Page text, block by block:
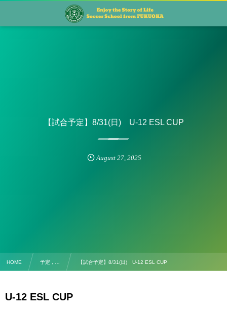
【試合予定】8/31(日) U-12 ESL CUP
August 27 ,2025
HOME 予定 , … 【試合予定】8/31(日) U-12 ESL CUP
U-12 ESL CUP